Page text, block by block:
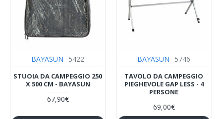
BAYASUN 5422
STUOIA DA CAMPEGGIO 250
X 500 CM - BAYASUN
67,90€
BAYASUN 5746
TAVOLO DA CAMPEGGIO
PIEGHEVOLE GAP LESS - 4
PERSONE
69,00€